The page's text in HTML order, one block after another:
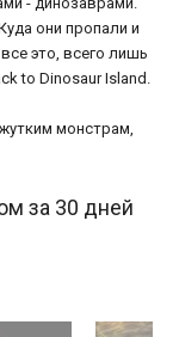
они пропали и
это, всего лишь
to Dinosaur Island.
монстрам,
за 30 дней